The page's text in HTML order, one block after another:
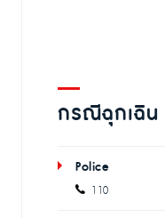
กรณีฉุกเฉิน
Police
110